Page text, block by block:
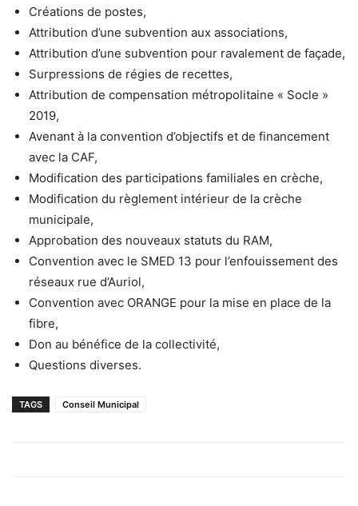
Créations de postes,
Attribution d’une subvention aux associations,
Attribution d’une subvention pour ravalement de façade,
Surpressions de régies de recettes,
Attribution de compensation métropolitaine « Socle »
2019,
Avenant à la convention d’objectifs et de financement
avec la CAF,
Modification des participations familiales en crèche,
Modification du règlement intérieur de la crèche
municipale,
Approbation des nouveaux statuts du RAM,
Convention avec le SMED 13 pour l’enfouissement des
réseaux rue d’Auriol,
Convention avec ORANGE pour la mise en place de la
fibre,
Don au bénéfice de la collectivité,
Questions diverses.
TAGS Conseil Municipal